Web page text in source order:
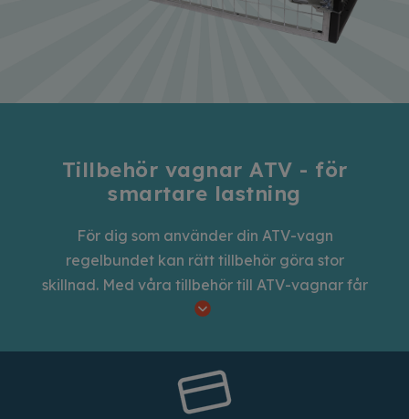
Tillbehör vagnar ATV - för
smartare lastning
För dig som använder din ATV-vagn
regelbundet kan rätt tillbehör göra stor
skillnad. Med våra tillbehör till ATV-vagnar får
du ut mer av varje transport – oavsett om du
kranar som till gallergrindar, lastnät och
stödben som gör användningen smidigare och